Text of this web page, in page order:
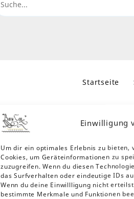
Einwilligung
Um dir ein optimales Erlebnis zu bieten,
Cookies, um Geräteinformationen zu
zuzugreifen. Wenn du diesen
das Surfverhalten oder eindeutige IDs
Wenn du deine Einwillligung nicht
bestimmte Merkmale und Funktionen
Startseite